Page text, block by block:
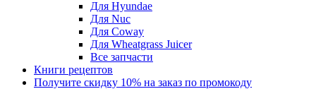
Для Hyundae
Для Nuc
Для Coway
Для Wheatgrass Juicer
Все запчасти
Книги рецептов
Получите скидку 10% на заказ по промокоду